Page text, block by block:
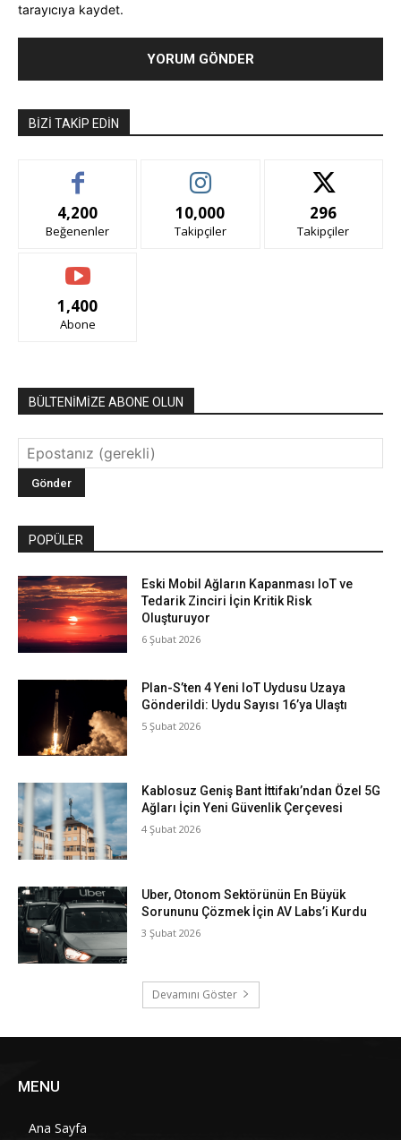
tarayıcıya kaydet.
BIZI TAKIP EDIN
4,200
Beğenenler
10,000
Takipçiler
296
Takipçiler
1,400
Abone
BÜLTENİMİZE ABONE OLUN
POPÜLER
Eski Mobil Ağların Kapanması IoT ve
Tedarik Zinciri İçin Kritik Risk
Oluşturuyor
6 Şubat 2026
Plan-S’ten 4 Yeni IoT Uydusu Uzaya
Gönderildi: Uydu Sayısı 16’ya Ulaştı
5 Şubat 2026
Kablosuz Geniş Bant İttifakı’ndan Özel 5G
Ağları İçin Yeni Güvenlik Çerçevesi
4 Şubat 2026
Uber, Otonom Sektörünün En Büyük
Sorununu Çözmek İçin AV Labs’i Kurdu
3 Şubat 2026
Devamını Göster
MENU
Ana Sayfa